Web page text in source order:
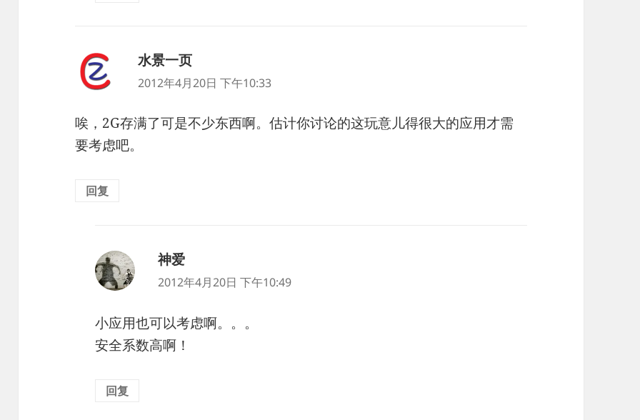
水景一页
道：
2012年4月20日 下午10:33
唉，2G存满了可是不少东西啊。估计你讨论的这玩意儿得很大的应用才需
要考虑吧。
回复
神爱
道：
2012年4月20日 下午10:49
小应用也可以考虑啊。。。
安全系数高啊！
回复